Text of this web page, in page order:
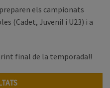
els campionats
(Cadet, Juvenil i U23) i a
final de la temporada!!